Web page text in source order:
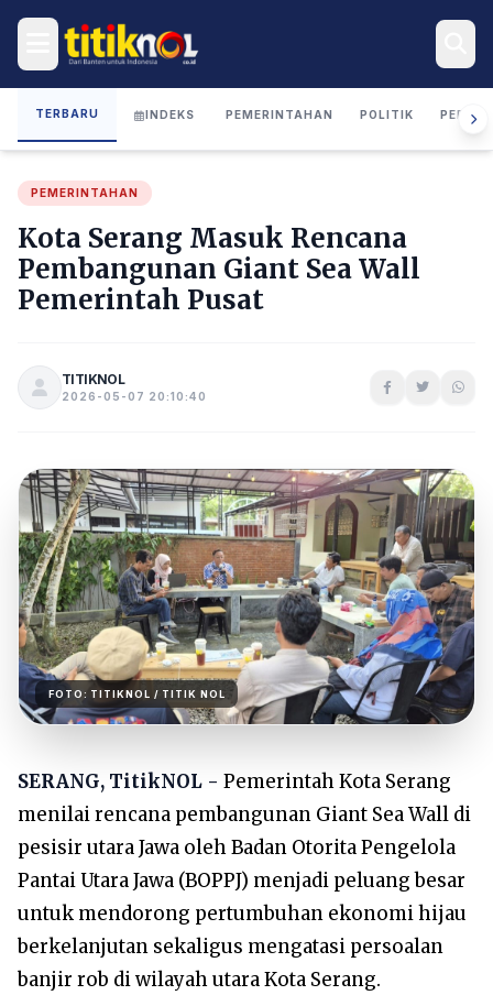
TERBARU INDEKS PEMERINTAHAN POLITIK
PEMERINTAHAN
Kota Serang Masuk Rencana
Pembangunan Giant Sea Wall
Pemerintah Pusat
TITIKNOL
2026-05-07 20:10:40
FOTO: TITIKNOL / TITIK NOL
SERANG, TitikNOL - Pemerintah Kota Serang
menilai rencana pembangunan Giant Sea Wall di
pesisir utara Jawa oleh Badan Otorita Pengelola
Pantai Utara Jawa (BOPPJ) menjadi peluang besar
untuk mendorong pertumbuhan ekonomi hijau
berkelanjutan sekaligus mengatasi persoalan
banjir rob di wilayah utara Kota Serang.